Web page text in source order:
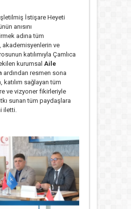
İstişare Heyeti
anısını
adına tüm
akademisyenlerin ve
katılımıyla Çamlıca
kurumsal Aile
ardından resmen sona
katılım sağlayan tüm
ve vizyoner fikirleriyle
sunan tüm paydaşlara
iletti.